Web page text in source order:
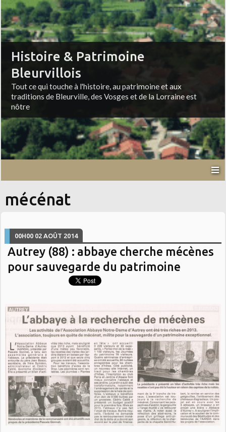
Histoire & Patrimoine
Bleurvillois
Tout ce qui touche à l'histoire, au patrimoine et aux
traditions de Bleurville, des Vosges et de la Lorraine est
nôtre
mécénat
00H00 02 AOÛT 2014
Autrey (88) : abbaye cherche mécènes
pour sauvegarde du patrimoine